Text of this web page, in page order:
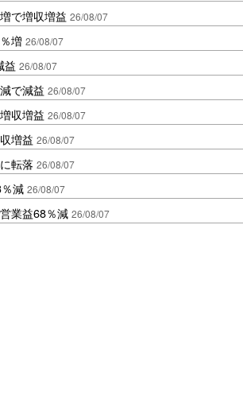
で増収増益 26/08/07
増 26/08/07
益 26/08/07
で減益 26/08/07
収増益 26/08/07
増益 26/08/07
転落 26/08/07
減 26/08/07
業益68％減 26/08/07